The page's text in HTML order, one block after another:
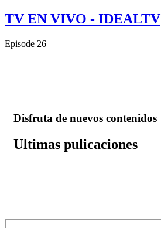
TV EN VIVO - IDEALTV
Episode 26
Disfruta de nuevos contenidos
Ultimas pulicaciones